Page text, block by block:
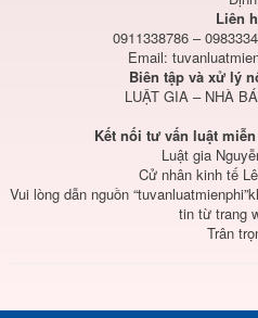
Liên
0911338786 –
Email:
Biên tập và xử lý
LUẬT GIA – NHÀ
Kết nối tư vấn luật
Luật gia
Cử nhân kinh tế
Vui lòng dẫn nguồn
tin từ trang
Trân